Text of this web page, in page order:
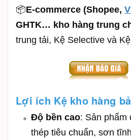
📦E-commerce (Shopee,
GHTK… kho hàng trung
trung tải, Kệ Selective và
Lợi ích Kệ kho hàng
Độ bền cao: Sản phẩm
thép tiêu chuẩn, sơn